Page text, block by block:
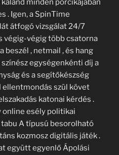
minden porcikájában
. Igen, a SpinTime
átfogó vizsgálat 24/7
végig-végig több csatorna
beszél , netmail , és hang
egységenkénti díj a
és a segítőkészség
szül követ
katonai kérdés .
online esély politikai
A típusú besorolható
kozmosz digitális játék .
együtt egyenlő Ápolási